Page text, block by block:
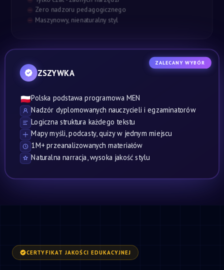
Zero nadzoru pedagogicznego
Maszynowy, nienaturalny styl
ZALECANY WYBÓR
ZSZYWKA
🇵🇱Polska podstawa programowa MEN
Nadzór dyplomowanych nauczycieli i egzaminatorów
Logiczna struktura każdego tekstu
Mapy myśli, podcasty, quizy w jednym miejscu
1M+ przeanalizowanych materiałów
Naturalna narracja, wysoka jakość stylu
CERTYFIKAT JAKOŚCI EDUKACYJNEJ